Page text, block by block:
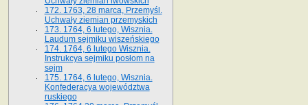
172. 1763, 28 marca, Przemyśl.
Uchwały ziemian przemyskich
173. 1764, 6 lutego, Wisznia.
Laudum sejmiku wiszeńskiego
174. 1764, 6 lutego Wisznia.
Instrukcya sejmiku posłom na
sejm
175. 1764, 6 lutego, Wisznia.
Konfederacya województwa
ruskiego